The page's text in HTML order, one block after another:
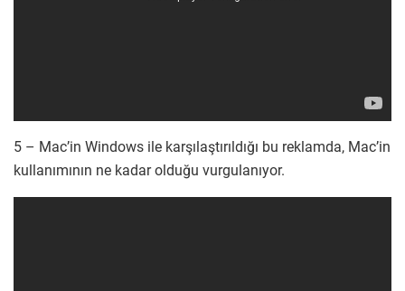
5 – Mac’in Windows ile karşılaştırıldığı bu reklamda, Mac’in
kullanımının ne kadar olduğu vurgulanıyor.